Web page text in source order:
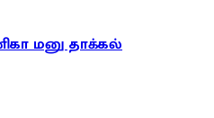
மனு தாக்கல்